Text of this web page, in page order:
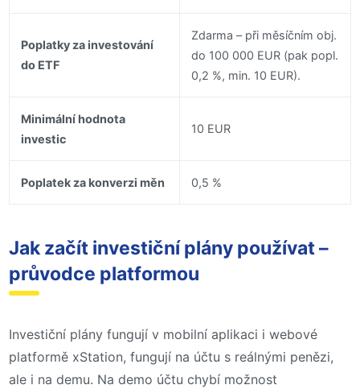
Poplatky za investování
do ETF
Zdarma – při měsíčním obj.
do 100 000 EUR (pak popl.
0,2 %, min. 10 EUR).
Minimální hodnota
investic
10 EUR
Poplatek za konverzi měn 0,5 %
Jak začít investiční plány používat –
průvodce platformou
Investiční plány fungují v mobilní aplikaci i webové
platformě xStation, fungují na účtu s reálnými penězi,
ale i na demu. Na demo účtu chybí možnost